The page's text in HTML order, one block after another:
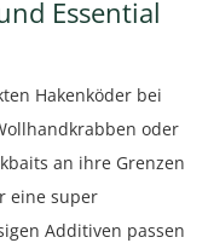
Essential
Hakenköder bei
oder
an ihre Grenzen
eine super
Additiven passen